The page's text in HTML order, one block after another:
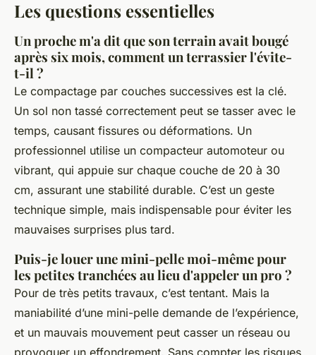
Les questions essentielles
Un proche m'a dit que son terrain avait bougé
après six mois, comment un terrassier l'évite-
t-il ?
Le compactage par couches successives est la clé.
Un sol non tassé correctement peut se tasser avec le
temps, causant fissures ou déformations. Un
professionnel utilise un compacteur automoteur ou
vibrant, qui appuie sur chaque couche de 20 à 30
cm, assurant une stabilité durable. C’est un geste
technique simple, mais indispensable pour éviter les
mauvaises surprises plus tard.
Puis-je louer une mini-pelle moi-même pour
les petites tranchées au lieu d'appeler un pro ?
Pour de très petits travaux, c’est tentant. Mais la
maniabilité d’une mini-pelle demande de l’expérience,
et un mauvais mouvement peut casser un réseau ou
provoquer un effondrement. Sans compter les risques